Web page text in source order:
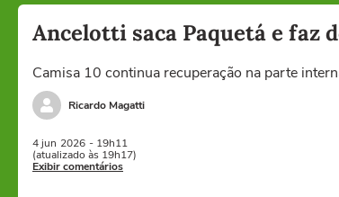
Ancelotti saca Paquetá e faz
Camisa 10 continua recuperação na parte
Ricardo Magatti
4 jun 2026 - 19h11
(atualizado às 19h17)
Exibir comentários